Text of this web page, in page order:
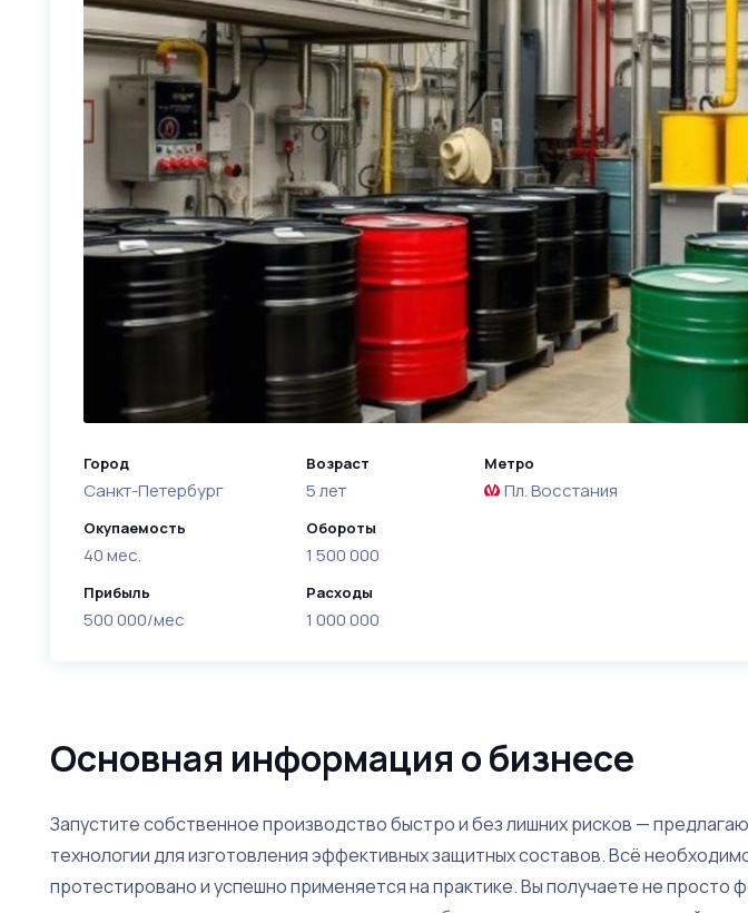
Город
Санкт-Петербург
Окупаемость
40 мес.
Прибыль
500 000/мес
Возраст
5 лет
Обороты
1 500 000
Расходы
1 000 000
Метро
Пл. Восстания
Основная информация о бизнесе
Запустите собственное производство быстро и без лишних рисков —
технологии для изготовления эффективных защитных составов. Всё
протестировано и успешно применяется на практике. Вы получаете не просто